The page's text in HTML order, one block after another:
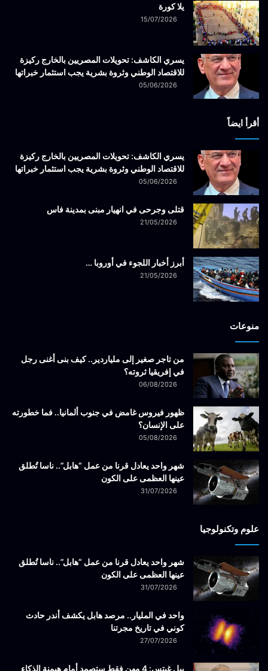
يلا كورة
15/07/2026
يسري الكاشف: تحويلات المصريين بالخارج ركيزة
للاقتصاد الوطني وثروة بشرية يجب استثمار خبراتها
05/06/2026
أقرأ ايضاً
يسري الكاشف: تحويلات المصريين بالخارج ركيزة
للاقتصاد الوطني وثروة بشرية يجب استثمار خبراتها
05/06/2026
قتلى وجرحى في انهيار مبنى بمدينة فاس
21/05/2026
أبرز أخبار اللجوء في أوروبا …
21/05/2026
منوعات
من تاجر صغير إلى ملياردير.. كيف بنى أغنى رجل
في إفريقيا ثروته؟
06/08/2026
ظهور فيروس غامض في جنوب ألمانيا.. فما خطورته
على الإنسان؟
05/08/2026
شهر واحد يعادل قرنا من عمل “هابل”.. ناسا تُطلق
عينها العظمى على الكون
31/07/2026
علوم وتكنولوجيا
شهر واحد يعادل قرنا من عمل “هابل”.. ناسا تُطلق
عينها العظمى على الكون
31/07/2026
واحد في المليار.. مرصد هابل يكشف أندر حادث
كوني في تاريخ مجرتنا
27/07/2026
بيل غيتس: 4 مهن فقط ستصمد أمام هيمنة الذكاء